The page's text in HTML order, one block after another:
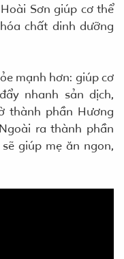
Sơn giúp cơ thể
chất dinh dưỡng
mạnh hơn: giúp cơ
nhanh sản dịch,
thành phần Hương
ra thành phần
giúp mẹ ăn ngon,